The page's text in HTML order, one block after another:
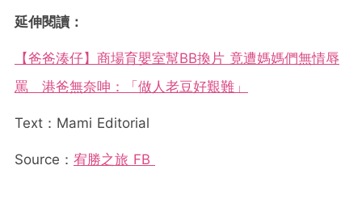
延伸閱讀：
【爸爸湊仔】商場育嬰室幫BB換片 竟遭媽媽們無情辱
罵 港爸無奈呻：「做人老豆好艱難」
Text：Mami Editorial
Source： 宥勝之旅 FB